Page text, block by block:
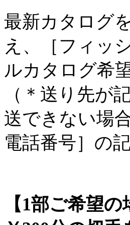
最新カタログ
え、［フィッ
ルカタログ希
（＊送り先が
送できない場
電話番号］の
【1部ご希望の